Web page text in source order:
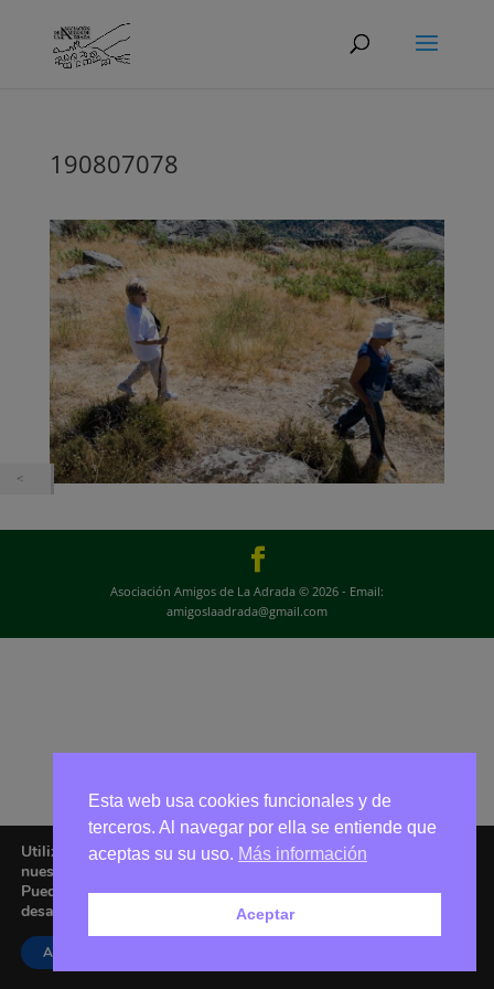
190807078
Asociación Amigos de La Adrada © 2026 - Email:
amigoslaadrada@gmail.com
Utilizamos cookies para ofrecerte la mejor experiencia en
nuestra web.
Puedes aprender más sobre qué cookies utilizamos o
desactivarlas en los
Aceptar
Esta web usa cookies funcionales y de
terceros. Al navegar por ella se entiende que
aceptas su su uso. Más información
Aceptar